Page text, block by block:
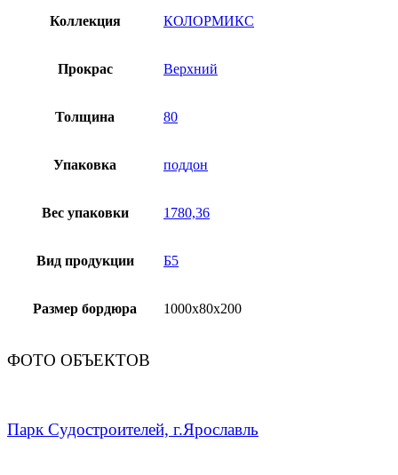
Коллекция КОЛОРМИКС
Прокрас Верхний
Толщина 80
Упаковка поддон
Вес упаковки 1780,36
Вид продукции Б5
Размер бордюра 1000х80х200
ФОТО ОБЪЕКТОВ
Парк Судостроителей, г.Ярославль